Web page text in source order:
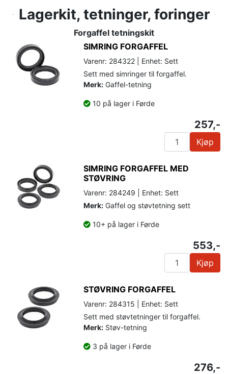
Lagerkit, tetninger, foringer
Forgaffel tetningskit
SIMRING FORGAFFEL
Varenr: 284322 | Enhet: Sett
Sett med simringer til forgaffel.
Merk: Gaffel-tetning
10 på lager i Førde
257,-
Kjøp
SIMRING FORGAFFEL MED
STØVRING
Varenr: 284249 | Enhet: Sett
Merk: Gaffel og støvtetning sett
10+ på lager i Førde
553,-
Kjøp
STØVRING FORGAFFEL
Varenr: 284315 | Enhet: Sett
Sett med støvtetninger til forgaffel.
Merk: Støv-tetning
3 på lager i Førde
276,-